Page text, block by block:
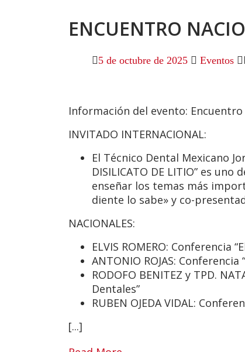
ENCUENTRO
5 de octubre de 2025 Eventos
Información del evento: Encuentro
INVITADO INTERNACIONAL:
El Técnico Dental Mexicano
DISILICATO DE LITIO” es uno
enseñar los temas más
diente lo sabe» y co-
NACIONALES:
ELVIS ROMERO: Conferencia “
ANTONIO ROJAS: Conferencia
RODOFO BENITEZ y TPD.
Dentales”
RUBEN OJEDA VIDAL:
[...]